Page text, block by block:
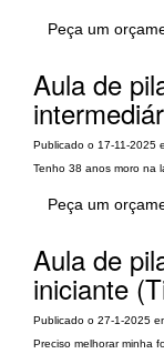
Peça um
Aula de
Publicado o 17-11-2025
Tenho 38 anos moro na
Peça um
Aula de
iniciante
Publicado o 27-1-2025
Preciso melhorar minha